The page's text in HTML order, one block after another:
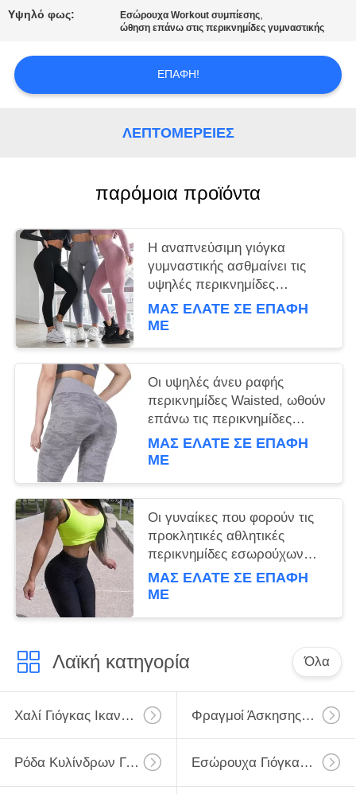
POLICY
Υψηλό φως: Εσώρουχα Workout συμπίεσης,
ώθηση επάνω στις περικνημίδες γυμναστικής
ΕΠΑΦΉ!
ΛΕΠΤΟΜΈΡΕΙΕΣ
παρόμοια προϊόντα
Η αναπνεύσιμη γιόγκα
γυμναστικής ασθμαίνει τις
υψηλές περικνημίδες
γυμναστικής Waisted άνευ
ραφής για την ικανότητα/το
ΜΑΣ ΕΛΆΤΕ ΣΕ ΕΠΑΦΉ
ΜΕ
Οι υψηλές άνευ ραφής
περικνημίδες Waisted, ωθούν
επάνω τις περικνημίδες
γυμναστικής για την αθλητική
ικανότητα γυναικών
ΜΑΣ ΕΛΆΤΕ ΣΕ ΕΠΑΦΉ
ΜΕ
Οι γυναίκες που φορούν τις
προκλητικές αθλητικές
περικνημίδες εσωρούχων
γιόγκας ωθούν επάνω τις
υψηλές περικνημίδες
ΜΑΣ ΕΛΆΤΕ ΣΕ ΕΠΑΦΉ
ΜΕ
Λαϊκή κατηγορία Όλα
Χαλί Γιόγκας Ικανότητας Φραγμοί Άσκησης Γιόγκας
Ρόδα Κυλίνδρων Γιόγκας Εσώρουχα Γιόγκας Γυμναστικής